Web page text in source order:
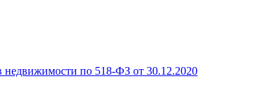
недвижимости по 518-ФЗ от 30.12.2020